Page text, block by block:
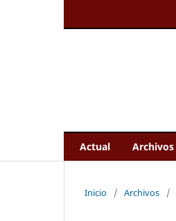
Actual Archivos
Inicio / Archivos /